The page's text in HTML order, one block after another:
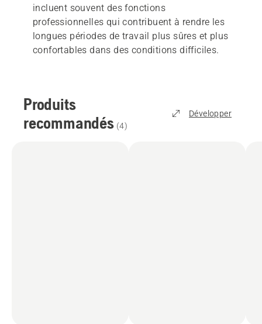
incluent souvent des fonctions
professionnelles qui contribuent à rendre les
longues périodes de travail plus sûres et plus
confortables dans des conditions difficiles.
Produits
recommandés (4)
Développer